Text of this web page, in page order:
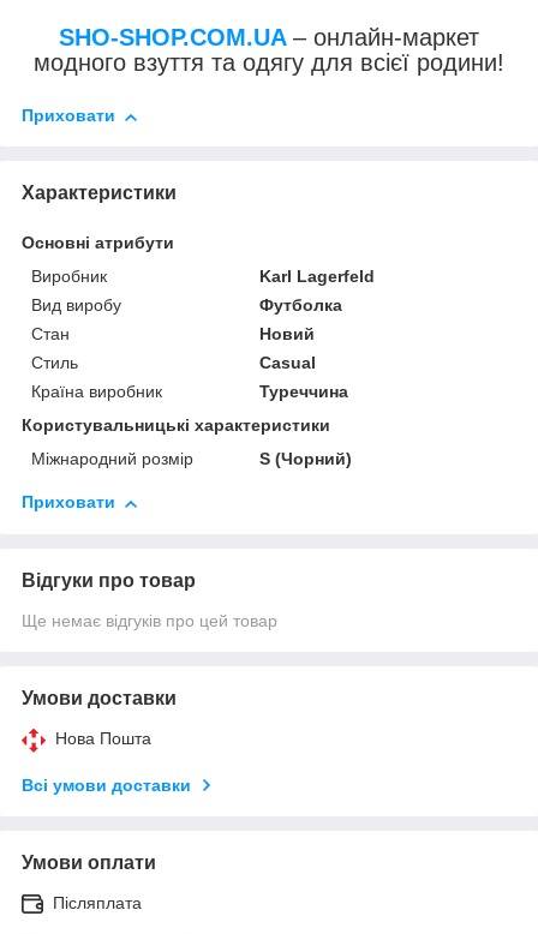
SHO-SHOP.COM.UA – онлайн-маркет
модного взуття та одягу для всієї родини!
Приховати
Характеристики
Основні атрибути
Виробник
Karl Lagerfeld
Вид виробу
Футболка
Стан
Новий
Стиль
Casual
Країна виробник
Туреччина
Користувальницькі характеристики
Міжнародний розмір
S (Чорний)
Приховати
Відгуки про товар
Ще немає відгуків про цей товар
Умови доставки
Нова Пошта
Всі умови доставки
Умови оплати
Післяплата